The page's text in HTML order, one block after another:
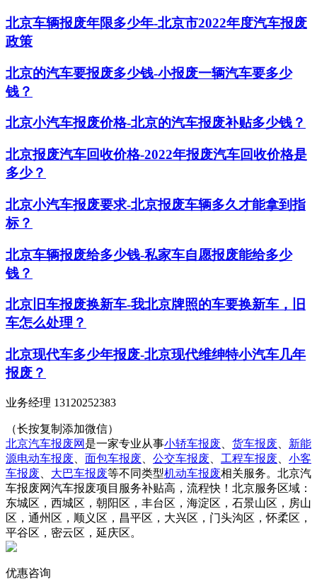
北京车辆报废年限多少年-北京市2022年度汽车报废
政策
北京的汽车要报废多少钱-小报废一辆汽车要多少
钱？
北京小汽车报废价格-北京的汽车报废补贴多少钱？
北京报废汽车回收价格-2022年报废汽车回收价格是
多少？
北京小汽车报废要求-北京报废车辆多久才能拿到指
标？
北京车辆报废给多少钱-私家车自愿报废能给多少
钱？
北京旧车报废换新车-我北京牌照的车要换新车，旧
车怎么处理？
北京现代车多少年报废-北京现代维绅特小汽车几年
报废？
业务经理 13120252383
（长按复制添加微信）
北京汽车报废网 是一家专业从事小轿车报废 货车报废
新能
源电动车报废
面包车报废 公交车报废 工程车报废
小客
车报废
大巴车报废等不同类型机动车报废相关服务。北京汽
车报废网汽车报废项目服务补贴高，流程快！北京服务区域：
东城区，西城区，朝阳区，丰台区，海淀区，石景山区，房山
区，通州区，顺义区，昌平区，大兴区，门头沟区，怀柔区，
平谷区，密云区，延庆区。
优惠咨询